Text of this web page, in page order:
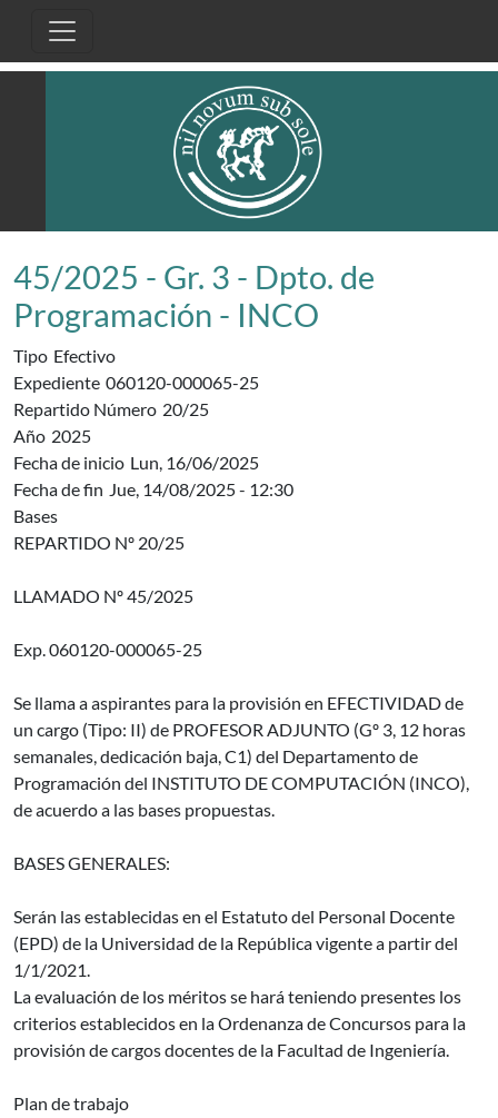
45/2025 - Gr. 3 - Dpto. de
Programación - INCO
Tipo Efectivo
Expediente 060120-000065-25
Repartido Número 20/25
Año 2025
Fecha de inicio Lun, 16/06/2025
Fecha de fin Jue, 14/08/2025 - 12:30
Bases
REPARTIDO Nº 20/25
LLAMADO Nº 45/2025
Exp. 060120-000065-25
Se llama a aspirantes para la provisión en EFECTIVIDAD de
un cargo (Tipo: II) de PROFESOR ADJUNTO (Gº 3, 12 horas
semanales, dedicación baja, C1) del Departamento de
Programación del INSTITUTO DE COMPUTACIÓN (INCO),
de acuerdo a las bases propuestas.
BASES GENERALES:
Serán las establecidas en el Estatuto del Personal Docente
(EPD) de la Universidad de la República vigente a partir del
1/1/2021.
La evaluación de los méritos se hará teniendo presentes los
criterios establecidos en la Ordenanza de Concursos para la
provisión de cargos docentes de la Facultad de Ingeniería.
Plan de trabajo